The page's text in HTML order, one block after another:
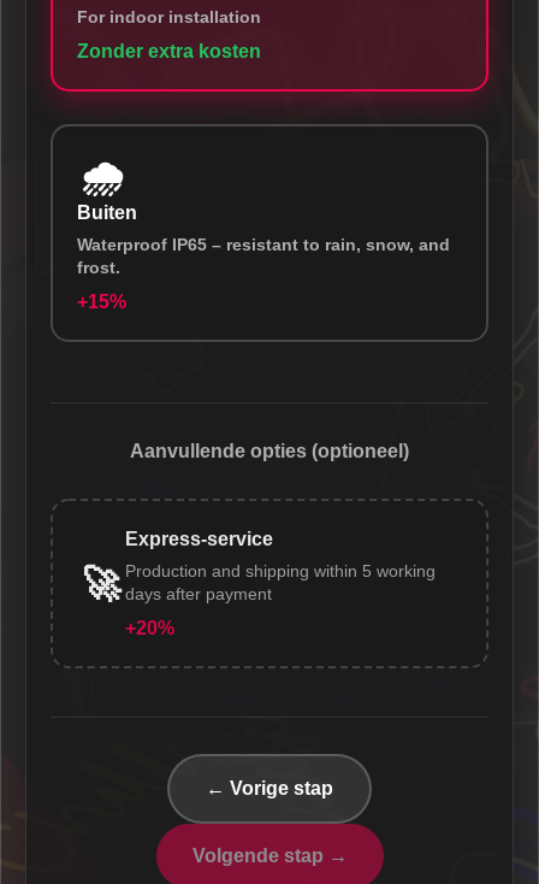
For indoor installation
Zonder extra kosten
🌧️
Buiten
Waterproof IP65 – resistant to rain, snow, and
frost.
+15%
Aanvullende opties (optioneel)
🚀
Express-service
Production and shipping within 5 working
days after payment
+20%
← Vorige stap
Volgende stap →